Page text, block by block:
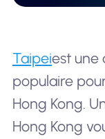
Taipeiest une
populaire
Hong Kong.
Hong Kong